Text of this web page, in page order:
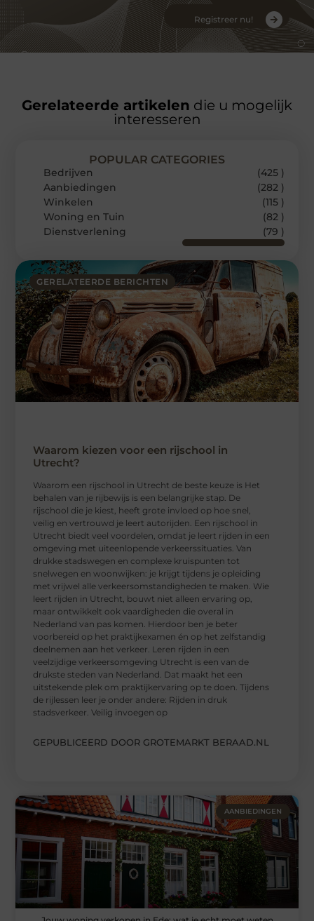
Registreer nu!
Gerelateerde artikelen die u mogelijk
interesseren
GERELATEERDE BERICHTEN
Waarom kiezen voor een rijschool in
Utrecht?
Waarom een ​​rijschool in Utrecht de beste keuze is Het
behalen van je rijbewijs is een belangrijke stap. De
rijschool die je kiest, heeft grote invloed op hoe snel,
veilig en vertrouwd je leert autorijden. Een rijschool in
Utrecht biedt veel voordelen, omdat je leert rijden in een
omgeving met uiteenlopende verkeerssituaties. Van
drukke stadswegen en complexe kruispunten tot
snelwegen en woonwijken: je krijgt tijdens je opleiding
met vrijwel alle verkeersomstandigheden te maken. Wie
leert rijden in Utrecht, bouwt niet alleen ervaring op,
maar ontwikkelt ook vaardigheden die overal in
Nederland van pas komen. Hierdoor ben je beter
voorbereid op het praktijkexamen én op het zelfstandig
deelnemen aan het verkeer. Leren rijden in een
veelzijdige verkeersomgeving Utrecht is een van de
drukste steden van Nederland. Dat maakt het een
uitstekende plek om praktijkervaring op te doen. Tijdens
de rijlessen leer je onder andere: Rijden in druk
stadsverkeer. Veilig invoegen op
GEPUBLICEERD DOOR GROTEMARKT BERAAD.NL
POPULAR CATEGORIES
Bedrijven
(425 )
Aanbiedingen
(282 )
Winkelen
(115 )
Woning en Tuin
(82 )
Dienstverlening
(79 )
AANBIEDINGEN